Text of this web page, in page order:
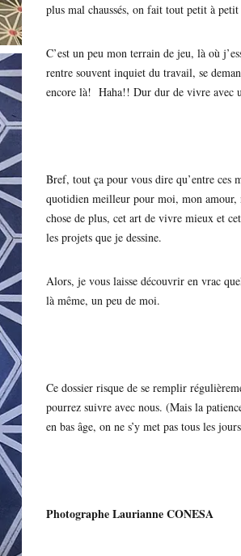
plus mal chaussés, on fait tout petit à
C’est un peu mon terrain de jeu, là où
rentre souvent inquiet du travail, se
encore là! Haha!! Dur dur de vivre avec
Bref, tout ça pour vous dire qu’entre ces
quotidien meilleur pour moi, mon amour,
chose de plus, cet art de vivre mieux et
les projets que je dessine.
Alors, je vous laisse découvrir en vrac
là même, un peu de moi.
Ce dossier risque de se remplir
pourrez suivre avec nous. (Mais la
en bas âge, on ne s’y met pas tous les
Photographe Laurianne CONESA